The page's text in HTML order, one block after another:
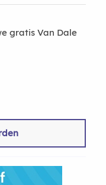
gratis Van Dale